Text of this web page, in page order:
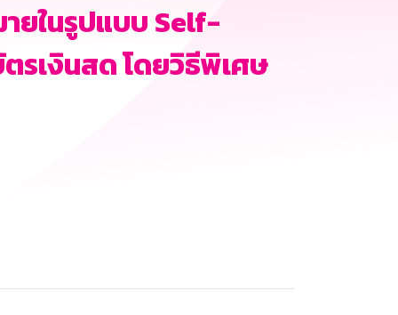
ายในรูปแบบ Self-
เงินสด โดยวิธีพิเศษ